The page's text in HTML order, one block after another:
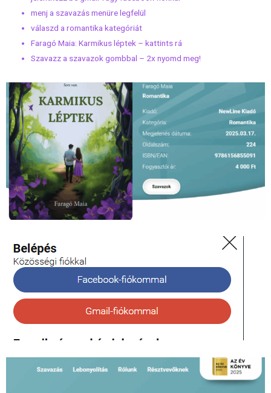
menj a szavazás menüre legfelül
válaszd a romantika kategóriát
Faragó Maia: Karmikus léptek – kattints rá
Szavazz a szavazok gombbal – 2x nyomd meg!